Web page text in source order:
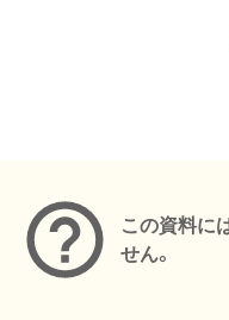
この資料に
せん。